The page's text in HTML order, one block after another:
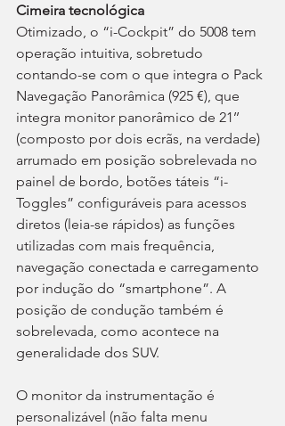
Cimeira tecnológica
Otimizado, o “i-Cockpit” do 5008 tem
operação intuitiva, sobretudo
contando-se com o que integra o Pack
Navegação Panorâmica (925 €), que
integra monitor panorâmico de 21’’
(composto por dois ecrãs, na verdade)
arrumado em posição sobrelevada no
painel de bordo, botões táteis “i-
Toggles” configuráveis para acessos
diretos (leia-se rápidos) as funções
utilizadas com mais frequência,
navegação conectada e carregamento
por indução do “smartphone”. A
posição de condução também é
sobrelevada, como acontece na
generalidade dos SUV.
O monitor da instrumentação é
personalizável (não falta menu